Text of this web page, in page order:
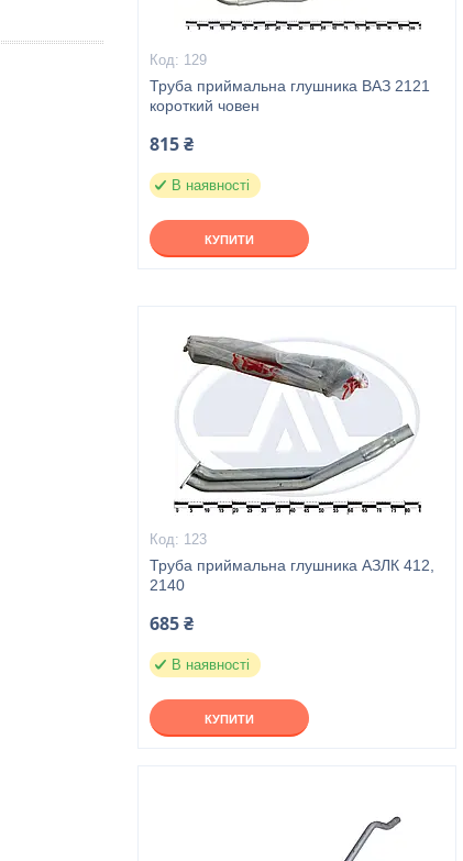
129
Труба приймальна глушника ВАЗ 2121
короткий човен
815 ₴
В наявності
КУПИТИ
123
Труба приймальна глушника АЗЛК 412,
2140
685 ₴
В наявності
КУПИТИ